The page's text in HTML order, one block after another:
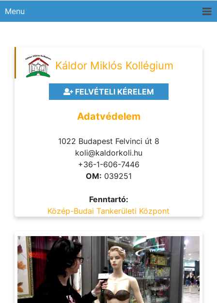
Menu
Káldor Miklós Kollégium
FELVÉTELI KÉRELEM
Adatvédelem
1022 Budapest Felvinci út 8
koli@kaldorkoli.hu
+36-1-606-7446
OM: 039251
Fenntartó:
Közép-Budai Tankerületi Központ